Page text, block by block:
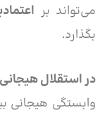
می‌تواند بر
بگذارد.
در استقلال
وابستگی